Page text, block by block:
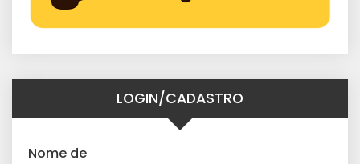
LOGIN/CADASTRO
Nome de